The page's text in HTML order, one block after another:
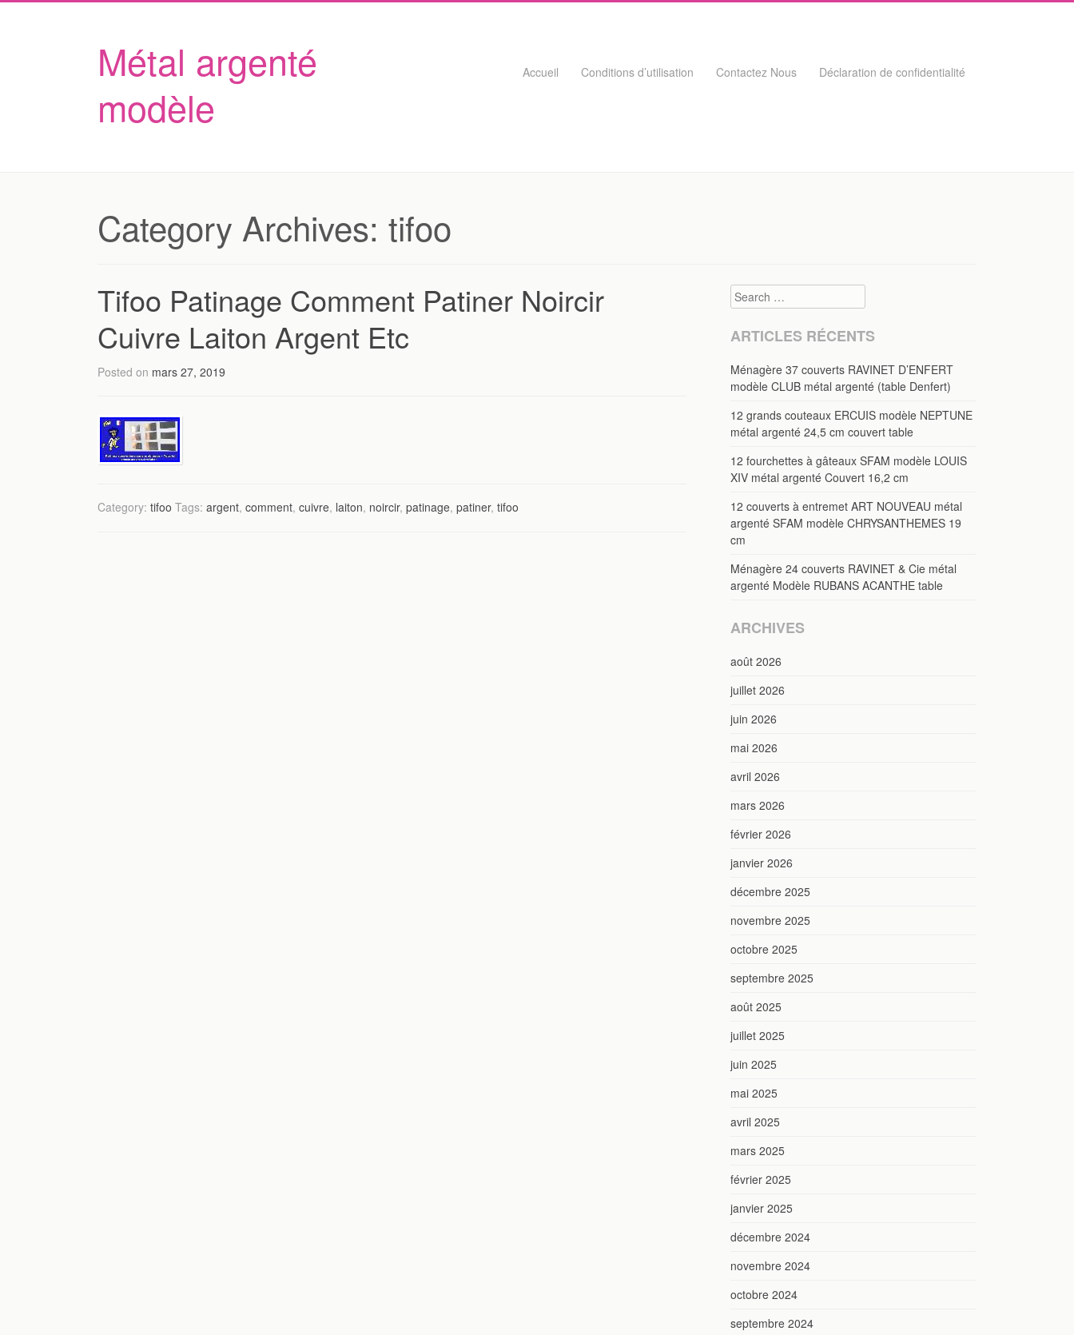
Métal argenté
modèle
Skip to content
Accueil Conditions d’utilisation Contactez Nous Déclaration de confidentialité
Category Archives: tifoo
Tifoo Patinage Comment Patiner Noircir
Cuivre Laiton Argent Etc
Posted on mars 27, 2019
Category: tifoo Tags: argent, comment, cuivre, laiton, noircir, patinage, patiner, tifoo
Search
ARTICLES RÉCENTS
Ménagère 37 couverts RAVINET D’ENFERT
modèle CLUB métal argenté (table Denfert)
12 grands couteaux ERCUIS modèle NEPTUNE
métal argenté 24,5 cm couvert table
12 fourchettes à gâteaux SFAM modèle LOUIS
XIV métal argenté Couvert 16,2 cm
12 couverts à entremet ART NOUVEAU métal
argenté SFAM modèle CHRYSANTHEMES 19
cm
Ménagère 24 couverts RAVINET & Cie métal
argenté Modèle RUBANS ACANTHE table
ARCHIVES
août 2026
juillet 2026
juin 2026
mai 2026
avril 2026
mars 2026
février 2026
janvier 2026
décembre 2025
novembre 2025
octobre 2025
septembre 2025
août 2025
juillet 2025
juin 2025
mai 2025
avril 2025
mars 2025
février 2025
janvier 2025
décembre 2024
novembre 2024
octobre 2024
septembre 2024